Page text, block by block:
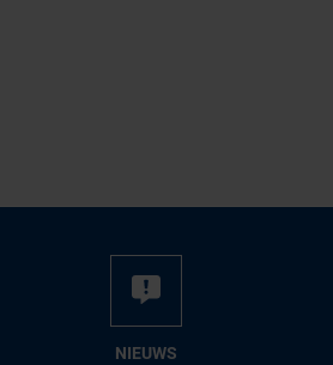
NIEUWS